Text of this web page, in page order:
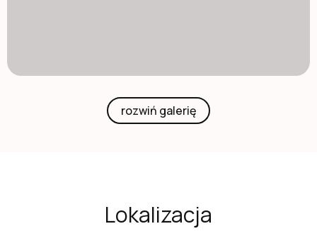
rozwiń galerię
Lokalizacja